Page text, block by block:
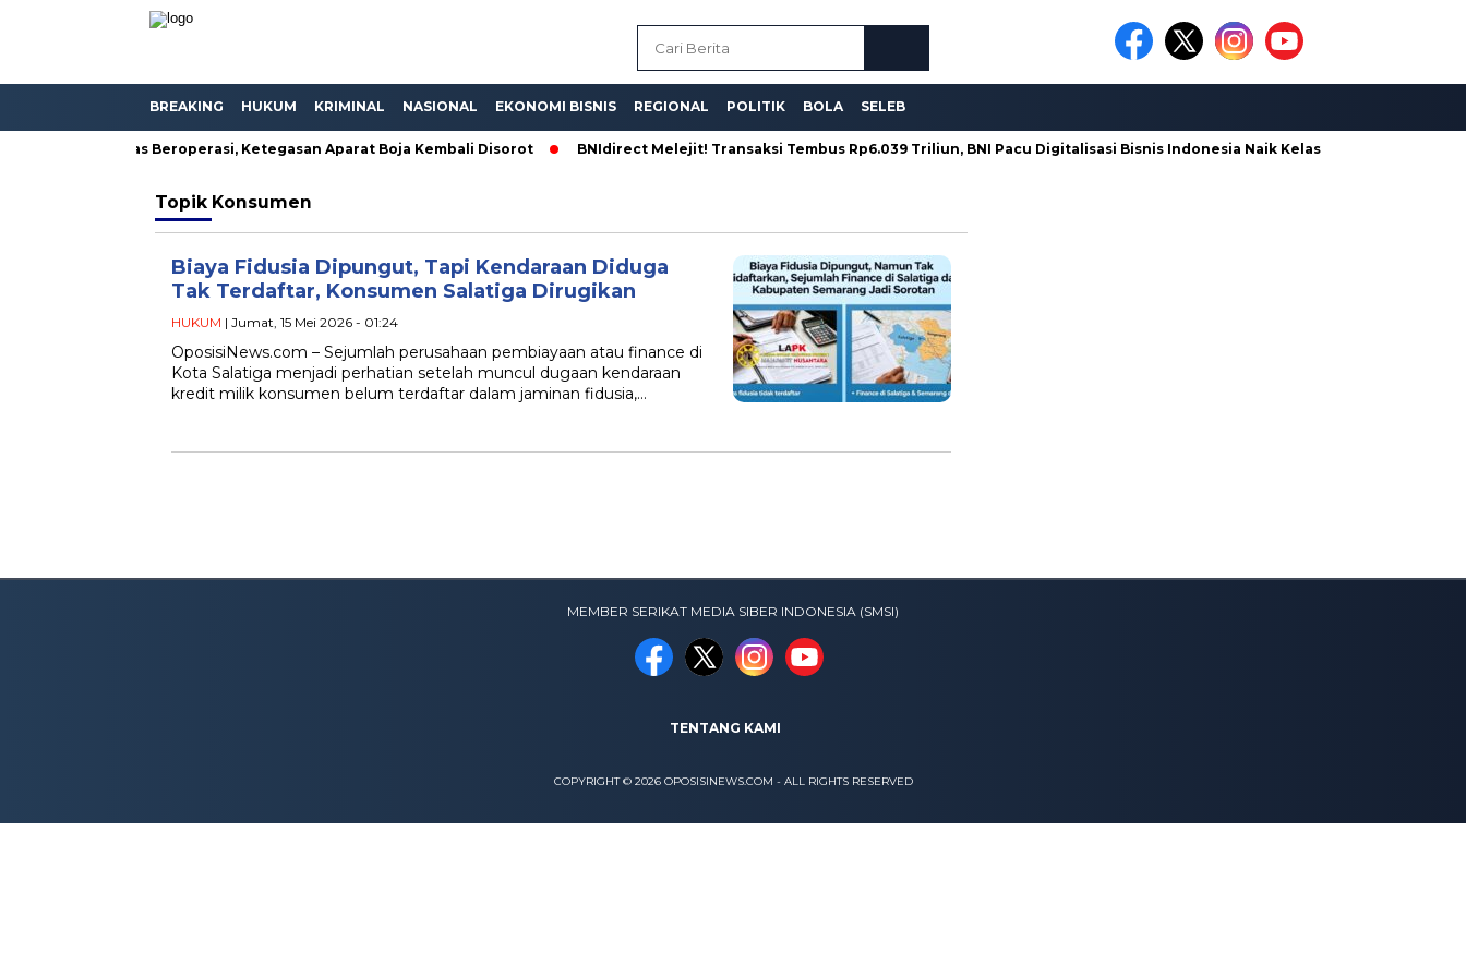
BREAKING HUKUM KRIMINAL NASIONAL EKONOMI BISNIS REGIONAL POLITIK BOLA SELEB
Masih Bebas Beroperasi, Ketegasan Aparat Boja Kembali Disorot BNIdirect Melejit! Transaksi Tembus Rp6.039 Triliun, BNI Pacu Digitalisasi Bisnis Indonesia Naik Kelas
Topik Konsumen
Biaya Fidusia Dipungut, Tapi Kendaraan Diduga
Tak Terdaftar, Konsumen Salatiga Dirugikan
HUKUM | Jumat, 15 Mei 2026 - 01:24
OposisiNews.com – Sejumlah perusahaan pembiayaan atau finance di
Kota Salatiga menjadi perhatian setelah muncul dugaan kendaraan
kredit milik konsumen belum terdaftar dalam jaminan fidusia,…
MEMBER SERIKAT MEDIA SIBER INDONESIA (SMSI)
TENTANG KAMI
COPYRIGHT © 2026 OPOSISINEWS.COM - ALL RIGHTS RESERVED